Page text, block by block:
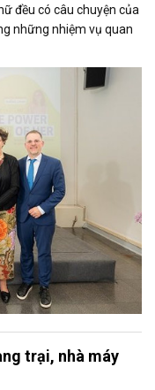
đều có câu chuyện của
những nhiệm vụ quan
trại, nhà máy